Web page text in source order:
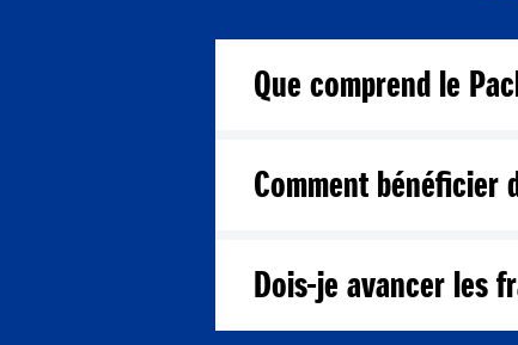
Que comprend le
Comment bénéficier
Dois-je avancer les